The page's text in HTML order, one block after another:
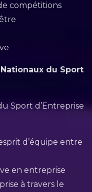
compétitions
du Sport
Sport d’Entreprise
d’équipe entre
en entreprise
à travers le